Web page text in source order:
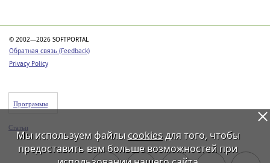
© 2002—2026 SOFTPORTAL
Обратная связь (Feedback)
Privacy Policy
Программы
Статьи
Мы используем файлы cookiesдля того, чтобы
предоставить вам больше возможностей при